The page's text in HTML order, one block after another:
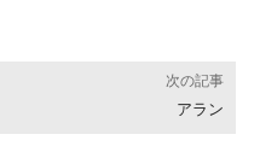
次の記事
アラン